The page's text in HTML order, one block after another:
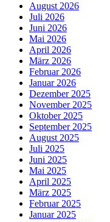
August 2026
Juli 2026
Juni 2026
Mai 2026
April 2026
März 2026
Februar 2026
Januar 2026
Dezember 2025
November 2025
Oktober 2025
September 2025
August 2025
Juli 2025
Juni 2025
Mai 2025
April 2025
März 2025
Februar 2025
Januar 2025